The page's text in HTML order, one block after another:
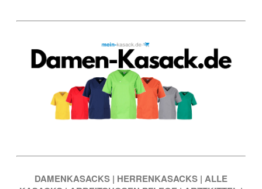
DAMENKASACKS | HERRENKASACKS | ALLE